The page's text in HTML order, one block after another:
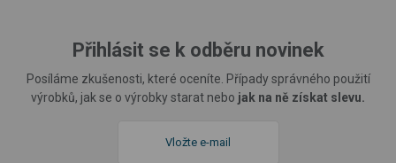
Přihlásit se k odběru novinek
Posíláme zkušenosti, které oceníte. Případy správného použití
výrobků, jak se o výrobky starat nebo jak na ně získat slevu.